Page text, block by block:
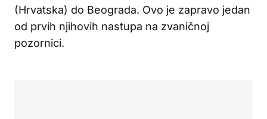
(Hrvatska) do Beograda. Ovo je zapravo jedan
od prvih njihovih nastupa na zvaničnoj
pozornici.